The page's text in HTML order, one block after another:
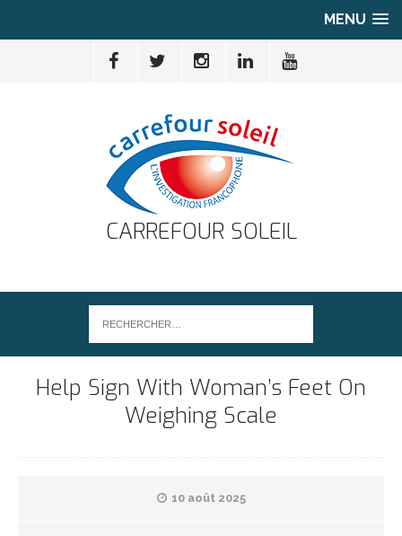
MENU
CARREFOUR SOLEIL
Help Sign With Woman’s Feet On
Weighing Scale
10 août 2025